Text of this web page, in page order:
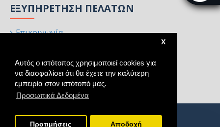
Αυτός ο ιστότοπος χρησιμοποιεί cookies για
να διασφαλίσει ότι θα έχετε την καλύτερη
εμπειρία στον ιστότοπό μας.
Προσωπικά Δεδομένα
X
Προτιμήσεις Aποδοχή
ΕΞΥΠΗΡΈΤΗΣΗ ΠΕΛΑΤΏΝ
Επικοινωνία
Χάρτης Ιστότοπου
Κατασκευαστές